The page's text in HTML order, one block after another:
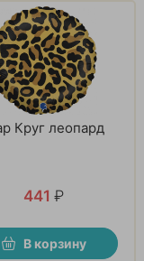
Круг леопард
441 ₽
В корзину